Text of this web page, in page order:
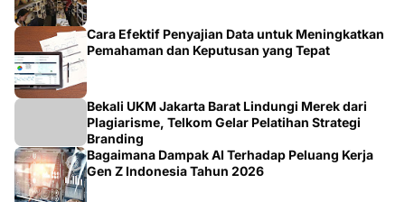
Pengarah Road Glid Owner Group (RGOG) Boys
Indonesia Pusat M. Irsyad Sebut Persiapan
Khoiruddin Harahap Ajak Publik Kembali Maknai
Ruang Digital dengan Totalitas dan Loyalitas
Penguatan UMKM Jadi Strategi Penciptaan
Lapangan Kerja di Kabupaten Bekasi